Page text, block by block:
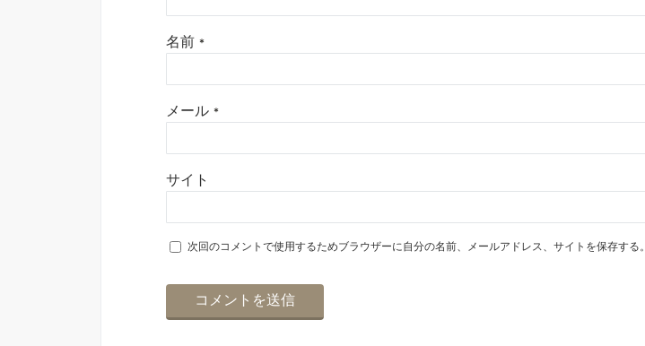
名前 *
メール *
サイト
次回のコメントで使用するためブラウザーに自分の名前、メールアドレス、サイトを保存する。